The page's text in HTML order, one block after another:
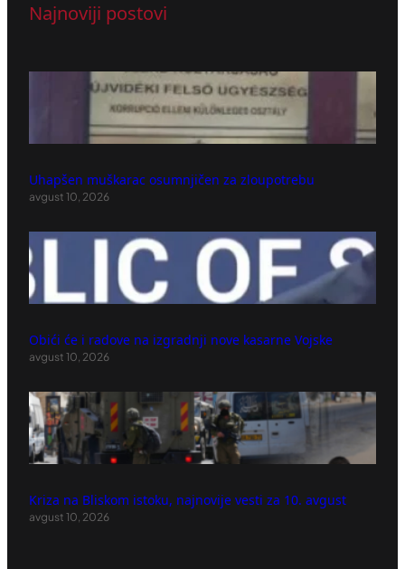
Najnoviji postovi
Uhapšen muškarac osumnjičen za zloupotrebu
avgust 10, 2026
Obići će i radove na izgradnji nove kasarne Vojske
avgust 10, 2026
Kriza na Bliskom istoku, najnovije vesti za 10. avgust
avgust 10, 2026